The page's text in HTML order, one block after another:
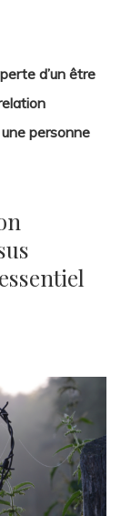
d’un être
personne